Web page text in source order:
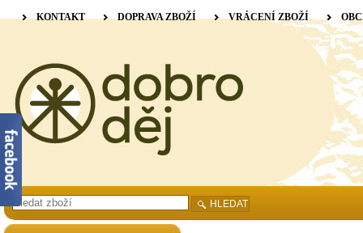
KONTAKT DOPRAVA ZBOŽÍ VRÁCENÍ ZBOŽÍ
HLEDAT